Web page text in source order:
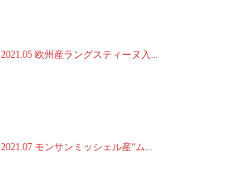
2021.05 欧州産ラングスティーヌ入...
2021.07 モンサンミッシェル産“ム...